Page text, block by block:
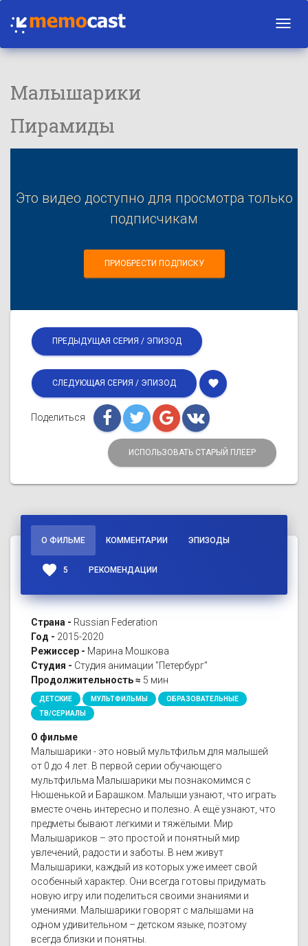
Малышарики
Пирамиды
Это видео доступно для просмотра только
подписчикам
ПРИОБРЕСТИ ПОДПИСКУ
ПРЕДЫДУЩАЯ СЕРИЯ / ЭПИЗОД
СЛЕДУЮЩАЯ СЕРИЯ / ЭПИЗОД favorite
Поделиться
ИСПОЛЬЗОВАТЬ СТАРЫЙ ПЛЕЕР
О ФИЛЬМЕ КОММЕНТАРИИ ЭПИЗОДЫ
favorite 5 РЕКОМЕНДАЦИИ
Страна - Russian Federation
Год - 2015-2020
Режиссер - Марина Мошкова
Студия - Студия анимации "Петербург"
Продолжительность ≈ 5 мин
ДЕТСКИЕ МУЛЬТФИЛЬМЫ
ОБРАЗОВАТЕЛЬНЫЕ
ТВ/СЕРИАЛЫ
О фильме
Малышарики - это новый мультфильм для малышей
от 0 до 4 лет. В первой серии обучающего
мультфильма Малышарики мы познакомимся с
Нюшенькой и Барашком. Малыши узнают, что играть
вместе очень интересно и полезно. А ещё узнают, что
предметы бывают легкими и тяжёлыми. Мир
Малышариков – это простой и понятный мир
увлечений, радости и заботы. В нем живут
Малышарики, каждый из которых уже имеет свой
особенный характер. Они всегда готовы придумать
новую игру или поделиться своими знаниями и
умениями. Малышарики говорят с малышами на
одном удивительном – детском языке, поэтому
всегда близки и понятны.